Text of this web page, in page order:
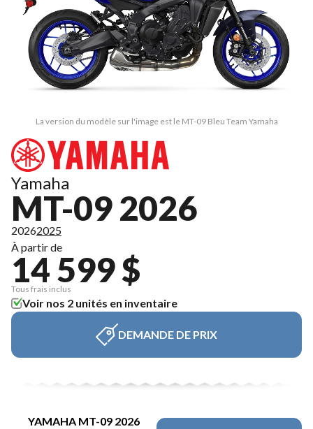
La version du modèle sur l'image est le MT-09 Bleu Team Yamaha
Yamaha
MT-09 2026
20262025
À partir de
14 599 $
Tous frais inclus
Voir nos 2 unités en inventaire
DEMANDE DE PRIX
YAMAHA MT-09 2026